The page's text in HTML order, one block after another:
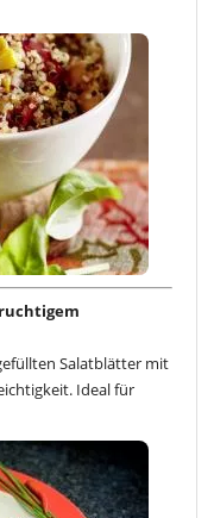
Salatblätter mit
Ideal für